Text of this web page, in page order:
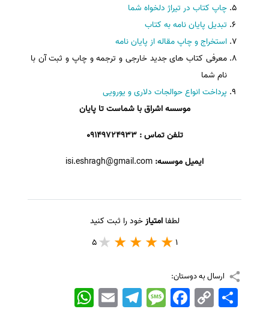
چاپ کتاب در تیراژ دلخواه شما
تبدیل پایان نامه به کتاب
استخراج و چاپ مقاله از پایان نامه
معرفی کتاب های جدید خارجی و ترجمه و چاپ و ثبت آن با
نام شما
پرداخت انواع حوالجات دلاری و یورویی
موسسه اشراق با شماست تا پایان
تلفن تماس : 09149724933
ایمیل موسسه: isi.eshragh@gmail.com
لطفاامتیازخود را ثبت کنید
1
5
ارسال به دوستان:
WhatsApp EmailTelegramMessageFacebook Copy
Link
اشتراک